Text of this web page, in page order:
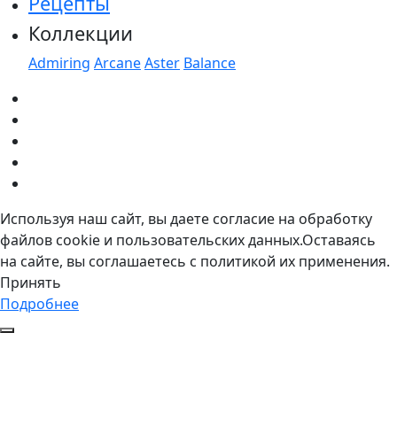
Коллекции
Admiring ArcaneAster Balance
Используя наш сайт, вы даете согласие на обработку
файлов cookie и пользовательских данных.Оставаясь
на сайте, вы соглашаетесь с политикой их применения.
Принять
Подробнее